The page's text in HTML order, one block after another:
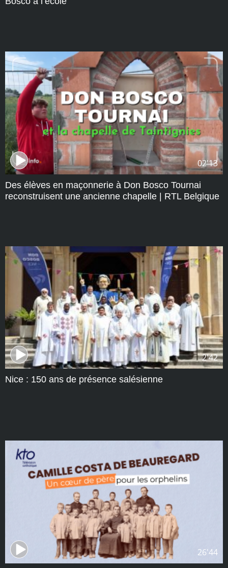
02'13
Des élèves en maçonnerie à Don Bosco Tournai
reconstruisent une ancienne chapelle | RTL Belgique
2'42
Nice : 150 ans de présence salésienne
26'44